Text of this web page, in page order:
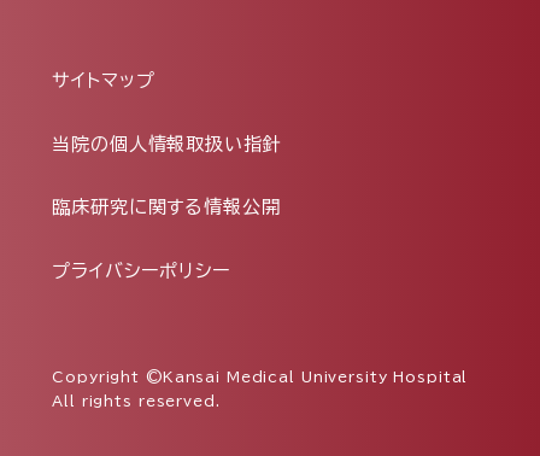
サイトマップ
当院の個人情報取扱い指針
臨床研究に関する情報公開
プライバシーポリシー
Copyright ©Kansai Medical University Hospital
All rights reserved.